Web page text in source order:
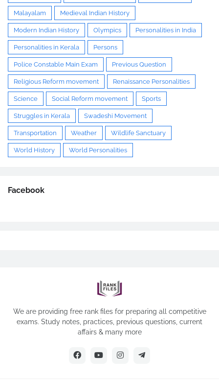
Malayalam Medieval Indian History
Modern Indian History Olympics Personalities in India
Personalities in Kerala Persons
Police Constable Main Exam Previous Question
Religious Reform movement Renaissance Personalities
Science Social Reform movement Sports
Struggles in Kerala Swadeshi Movement
Transportation Weather Wildlife Sanctuary
World History World Personalities
Facebook
We are providing free rank files for preparing all competitive
exams. Study notes, practices, previous questions, current
affairs & many more